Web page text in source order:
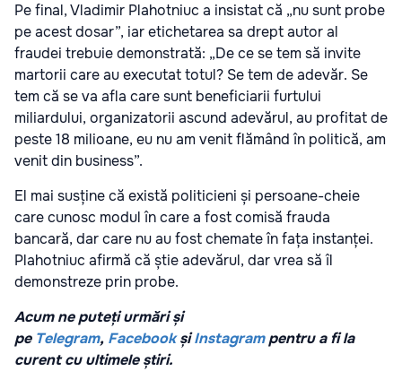
Pe final, Vladimir Plahotniuc a insistat că „nu sunt probe
pe acest dosar”, iar etichetarea sa drept autor al
fraudei trebuie demonstrată: „De ce se tem să invite
martorii care au executat totul? Se tem de adevăr. Se
tem că se va afla care sunt beneficiarii furtului
miliardului, organizatorii ascund adevărul, au profitat de
peste 18 milioane, eu nu am venit flămând în politică, am
venit din business”.
El mai susține că există politicieni și persoane-cheie
care cunosc modul în care a fost comisă frauda
bancară, dar care nu au fost chemate în fața instanței.
Plahotniuc afirmă că știe adevărul, dar vrea să îl
demonstreze prin probe.
Acum ne puteți urmări și
pe Telegram, Facebook șiInstagrampentru a fi la
curent cu ultimele știri.